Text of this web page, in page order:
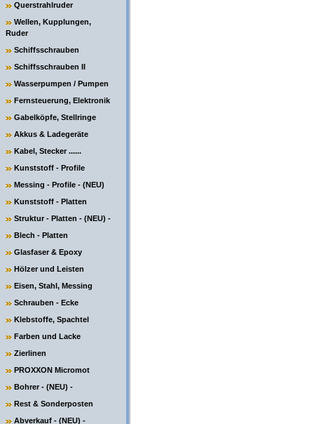
Querstrahlruder
Wellen, Kupplungen,
Ruder
Schiffsschrauben
Schiffsschrauben II
Wasserpumpen / Pumpen
Fernsteuerung, Elektronik
Gabelköpfe, Stellringe
Akkus & Ladegeräte
Kabel, Stecker ......
Kunststoff - Profile
Messing - Profile - (NEU)
Kunststoff - Platten
Struktur - Platten - (NEU) -
Blech - Platten
Glasfaser & Epoxy
Hölzer und Leisten
Eisen, Stahl, Messing
Schrauben - Ecke
Klebstoffe, Spachtel
Farben und Lacke
Zierlinen
PROXXON Micromot
Bohrer - (NEU) -
Rest & Sonderposten
Abverkauf - (NEU) -